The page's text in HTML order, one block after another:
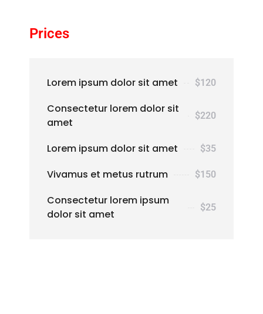
Prices
Lorem ipsum dolor sit amet $120
Consectetur lorem dolor sit
amet
$220
Lorem ipsum dolor sit amet $35
Vivamus et metus rutrum $150
Consectetur lorem ipsum
dolor sit amet
$25